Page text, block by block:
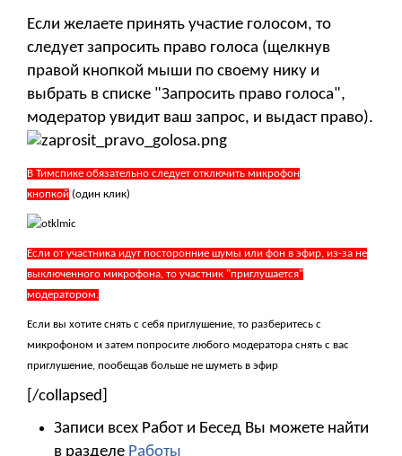
Если желаете принять участие голосом, то
следует запросить право голоса (щелкнув
правой кнопкой мыши по своему нику и
выбрать в списке "Запросить право голоса",
модератор увидит ваш запрос, и выдаст право).
В Тимспике обязательно следует отключить микрофон
кнопкой (один клик)
Если от участника идут посторонние шумы или фон в эфир, из-за не
выключенного микрофона, то участник "приглушается"
модератором.
Если вы хотите снять с себя приглушение, то разберитесь с
микрофоном и затем попросите любого модератора снять с вас
приглушение, пообещав больше не шуметь в эфир
[/collapsed]
Записи всех Работ и Бесед Вы можете найти
в разделе Работы